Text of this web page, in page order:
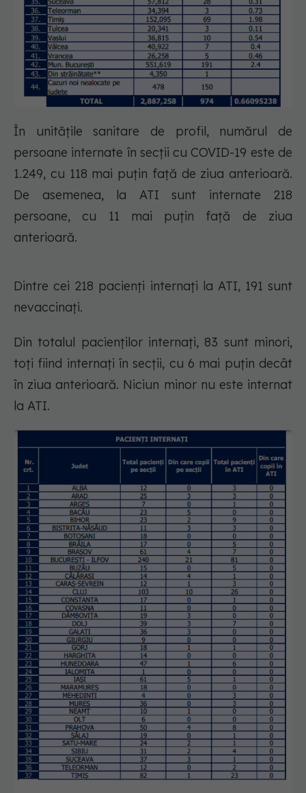
În unitățile sanitare de profil, numărul de
persoane internate în secții cu COVID-19 este de
1.249, cu 118 mai puțin față de ziua anterioară.
De asemenea, la ATI sunt internate 218
persoane, cu 11 mai puțin față de ziua
anterioară.
Dintre cei 218 pacienți internați la ATI, 191 sunt
nevaccinați.
Din totalul pacienților internați, 83 sunt minori,
toți fiind internați în secții, cu 6 mai puțin decât
în ziua anterioară. Niciun minor nu este internat
la ATI.